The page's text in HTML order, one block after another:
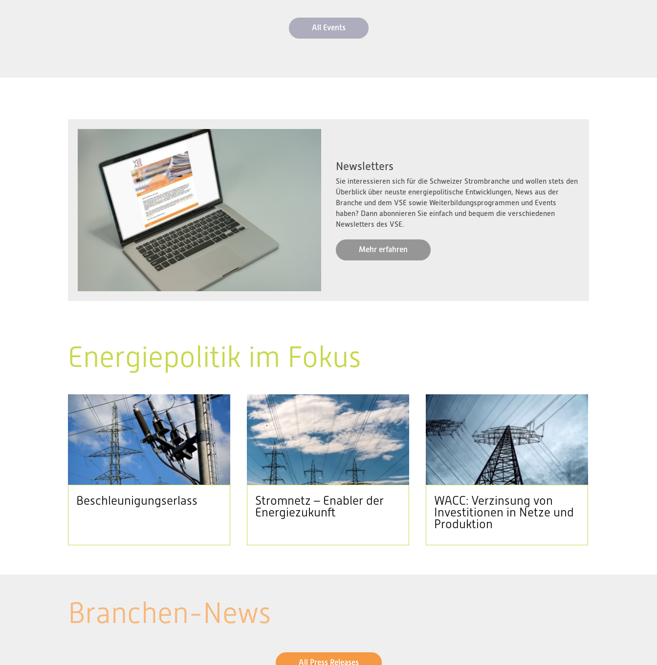
All Events
Newsletters
Sie interessieren sich für die Schweizer Strombranche und wollen stets den
Überblick über neuste energiepolitische Entwicklungen, News aus der
Branche und dem VSE sowie Weiterbildungsprogrammen und Events
haben? Dann abonnieren Sie einfach und bequem die verschiedenen
Newsletters des VSE.
Mehr erfahren
Energiepolitik im Fokus
Beschleunigungserlass
Stromnetz – Enabler der
Energiezukunft
WACC: Verzinsung von
Investitionen in Netze und
Produktion
Branchen-News
All Press Releases